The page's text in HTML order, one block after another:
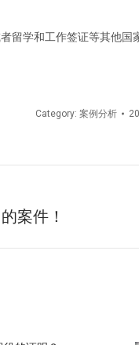
留学和工作签证等其他
Category: 案例分析
案件！